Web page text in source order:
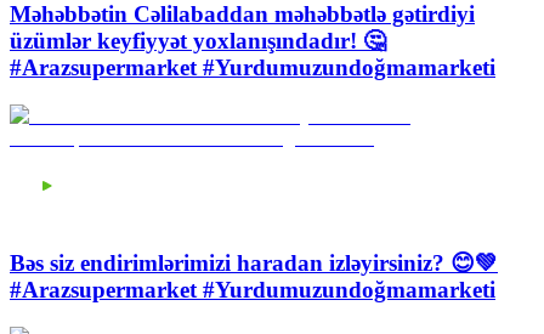
Məhəbbətin Cəlilabaddan məhəbbətlə gətirdiyi
üzümlər keyfiyyət yoxlanışındadır! 🤔
#Arazsupermarket #Yurdumuzundoğmamarketi
Bəs siz endirimlərimizi haradan izləyirsiniz? 😊💚
#Arazsupermarket #Yurdumuzundoğmamarketi